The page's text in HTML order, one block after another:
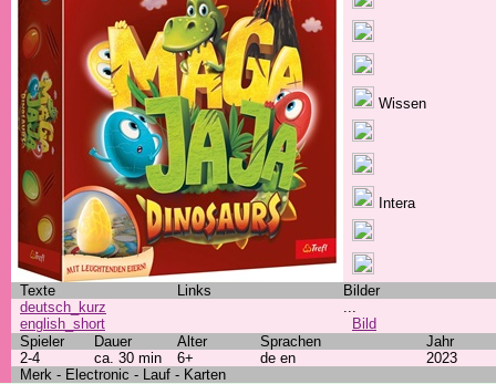
Wissen
Intera
Texte Links
Bilder
deutsch_kurz
english_short
...
Bild
Spieler
Dauer Alter Sprachen
Jahr
2-4
ca. 30 min 6+ de en
2023
Merk - Electronic - Lauf - Karten